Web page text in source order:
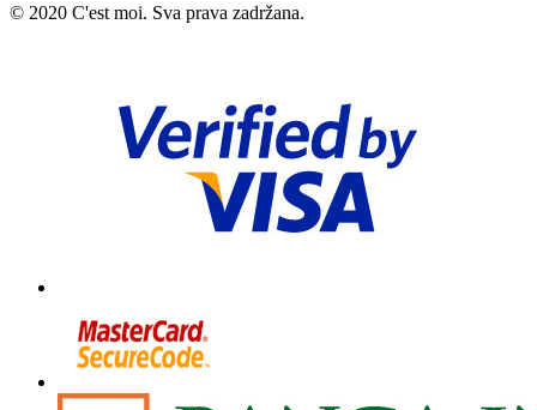
© 2020 C'est moi. Sva prava zadržana.